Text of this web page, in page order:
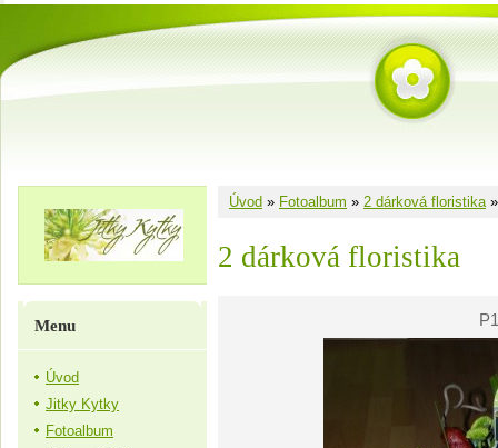
Úvod » Fotoalbum » 2 dárková floristika
2 dárková floristika
Menu
Úvod
Jitky Kytky
Fotoalbum